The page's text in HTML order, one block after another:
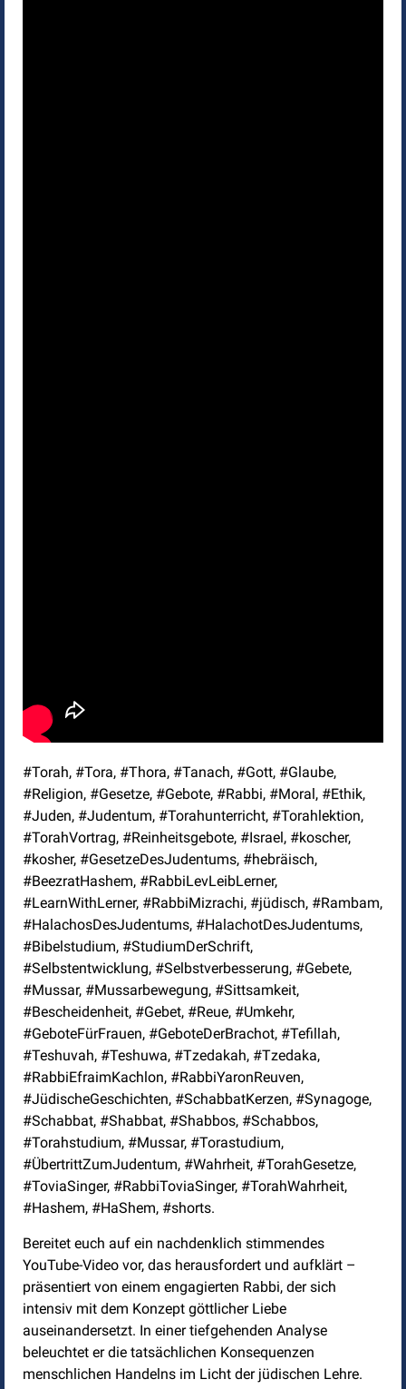
#Torah, #Tora, #Thora, #Tanach, #Gott, #Glaube,
#Religion, #Gesetze, #Gebote, #Rabbi, #Moral, #Ethik,
#Juden, #Judentum, #Torahunterricht, #Torahlektion,
#TorahVortrag, #Reinheitsgebote, #Israel, #koscher,
#kosher, #GesetzeDesJudentums, #hebräisch,
#BeezratHashem, #RabbiLevLeibLerner,
#LearnWithLerner, #RabbiMizrachi, #jüdisch, #Rambam,
#HalachosDesJudentums, #HalachotDesJudentums,
#Bibelstudium, #StudiumDerSchrift,
#Selbstentwicklung, #Selbstverbesserung, #Gebete,
#Mussar, #Mussarbewegung, #Sittsamkeit,
#Bescheidenheit, #Gebet, #Reue, #Umkehr,
#GeboteFürFrauen, #GeboteDerBrachot, #Tefillah,
#Teshuvah, #Teshuwa, #Tzedakah, #Tzedaka,
#RabbiEfraimKachlon, #RabbiYaronReuven,
#JüdischeGeschichten, #SchabbatKerzen, #Synagoge,
#Schabbat, #Shabbat, #Shabbos, #Schabbos,
#Torahstudium, #Mussar, #Torastudium,
#ÜbertrittZumJudentum, #Wahrheit, #TorahGesetze,
#ToviaSinger, #RabbiToviaSinger, #TorahWahrheit,
#Hashem, #HaShem, #shorts.
Bereitet euch auf ein nachdenklich stimmendes
YouTube-Video vor, das herausfordert und aufklärt –
präsentiert von einem engagierten Rabbi, der sich
intensiv mit dem Konzept göttlicher Liebe
auseinandersetzt. In einer tiefgehenden Analyse
beleuchtet er die tatsächlichen Konsequenzen
menschlichen Handelns im Licht der jüdischen Lehre.